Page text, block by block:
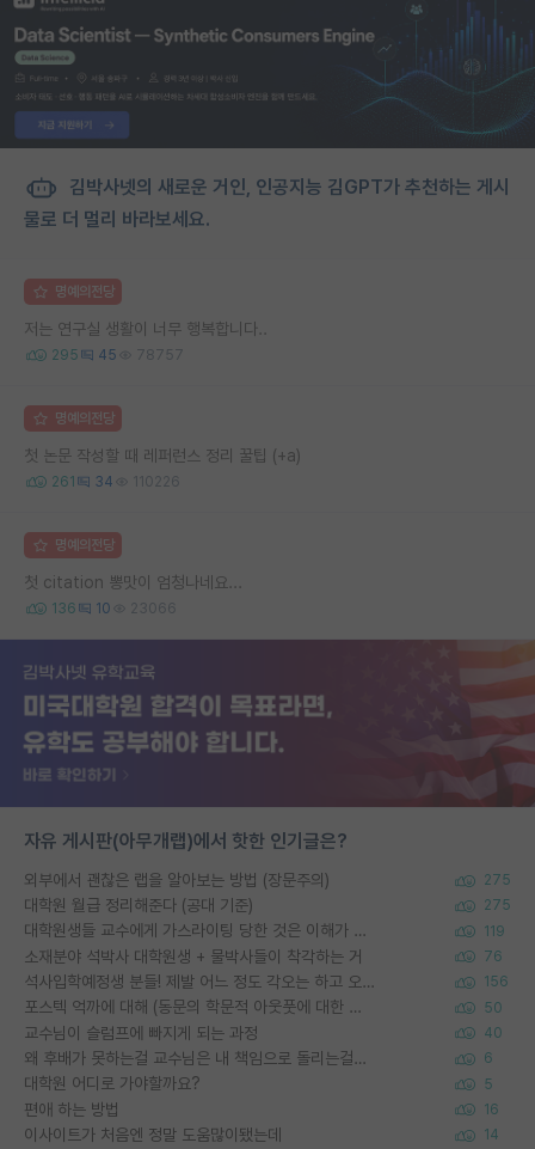
김박사넷의 새로운 거인, 인공지능 김GPT가 추천하는 게시
물로 더 멀리 바라보세요.
명예의전당
저는 연구실 생활이 너무 행복합니다..
295 45 78757
명예의전당
첫 논문 작성할 때 레퍼런스 정리 꿀팁 (+a)
261 34 110226
명예의전당
첫 citation 뽕맛이 엄청나네요...
136 10 23066
자유 게시판(아무개랩)에서 핫한 인기글은?
외부에서 괜찮은 랩을 알아보는 방법 (장문주의) 275
대학원 월급 정리해준다 (공대 기준) 275
대학원생들 교수에게 가스라이팅 당한 것은 이해가 갑니다. 안타깝네요. 119
소재분야 석박사 대학원생 + 물박사들이 착각하는 거 76
석사입학예정생 분들! 제발 어느 정도 각오는 하고 오세요. 156
포스텍 억까에 대해 (동문의 학문적 아웃풋에 대한 반박) 50
교수님이 슬럼프에 빠지게 되는 과정 40
왜 후배가 못하는걸 교수님은 내 책임으로 돌리는걸까요? 6
대학원 어디로 가야할까요? 5
편애 하는 방법 16
이사이트가 처음엔 정말 도움많이됐는데 14